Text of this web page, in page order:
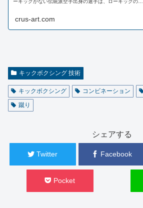
ーキックがない伝統派空手出身の選手は、ローキックの受
crus-art.com
キックボクシング 技術
キックボクシング コンビネーション
蹴り
シェアする
Twitter Facebook
Pocket